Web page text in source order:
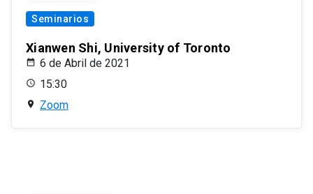
Seminarios
Xianwen Shi, University of Toronto
6 de Abril de 2021
15:30
Zoom